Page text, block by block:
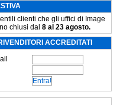
clienti che gli uffici di Image
chiusi dal 8 al 23 agosto.
ACCREDITATI